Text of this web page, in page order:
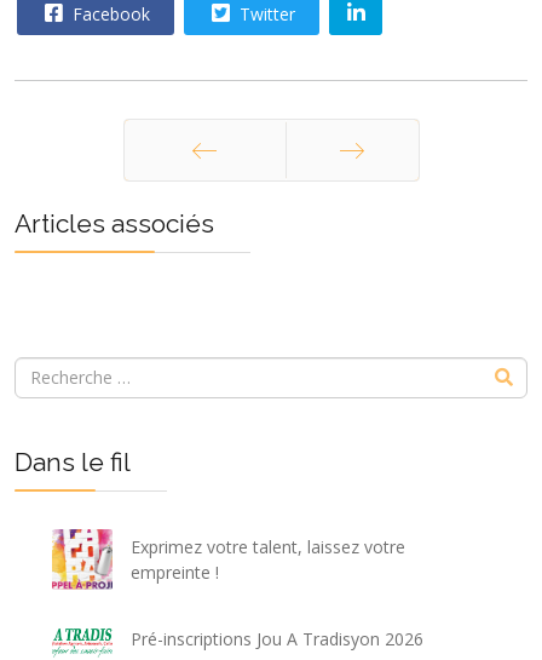
Facebook Twitter
Précédent
Articles associés
Dans le fil
Exprimez votre talent, laissez votre
empreinte !
Pré-inscriptions Jou A Tradisyon 2026